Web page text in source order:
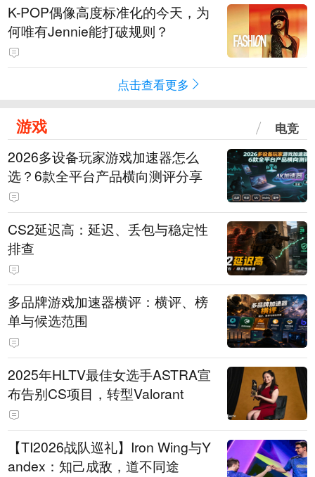
K-POP偶像高度标准化的今天，为
何唯有Jennie能打破规则？
点击查看更多
游戏 电竞
2026多设备玩家游戏加速器怎么
选？6款全平台产品横向测评分享
CS2延迟高：延迟、丢包与稳定性
排查
多品牌游戏加速器横评：横评、榜
单与候选范围
2025年HLTV最佳女选手ASTRA宣
布告别CS项目，转型Valorant
【TI2026战队巡礼】Iron Wing与Y
andex：知己成敌，道不同途